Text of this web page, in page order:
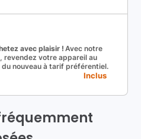
avec plaisir ! Avec notre
revendez votre appareil au
nouveau à tarif préférentiel.
Inclus